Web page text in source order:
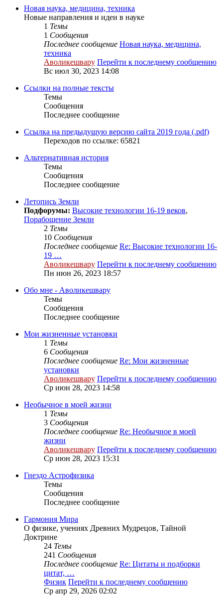
Новая наука, медицина, техника
Новые направления и идеи в науке
1 Темы
1 Сообщения
Последнее сообщение Новая наука, медицина,
техника
Аволикешвару Перейти к последнему сообщению
Вс июл 30, 2023 14:08
Ссылки на полные тексты
Темы
Сообщения
Последнее сообщение
Ссылка на предыдущую версию сайта 2019 года (.pdf)
Переходов по ссылке: 65821
Альтернативная история
Темы
Сообщения
Последнее сообщение
Летопись Земли
Подфорумы: Высокие технологии 16-19 веков,
Порабощение Земли
2 Темы
10 Сообщения
Последнее сообщение Re: Высокие технологии 16-
19 …
Аволикешвару Перейти к последнему сообщению
Пн июн 26, 2023 18:57
Обо мне - Аволикешвару
Темы
Сообщения
Последнее сообщение
Мои жизненные установки
1 Темы
6 Сообщения
Последнее сообщение Re: Мои жизненные
установки
Аволикешвару Перейти к последнему сообщению
Ср июн 28, 2023 14:58
Необычное в моей жизни
1 Темы
3 Сообщения
Последнее сообщение Re: Необычное в моей
жизни
Аволикешвару Перейти к последнему сообщению
Ср июн 28, 2023 15:31
Гнездо Астрофизика
Темы
Сообщения
Последнее сообщение
Гармония Мира
О физике, учениях Древних Мудрецов, Тайной
Доктрине
24 Темы
241 Сообщения
Последнее сообщение Re: Цитаты и подборки
цитат, …
Физик Перейти к последнему сообщению
Ср апр 29, 2026 02:02